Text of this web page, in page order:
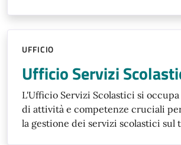
UFFICIO
Ufficio Servizi
L'Ufficio Servizi Scolastici si
di attività e competenze cruciali
la gestione dei servizi scolastici sul